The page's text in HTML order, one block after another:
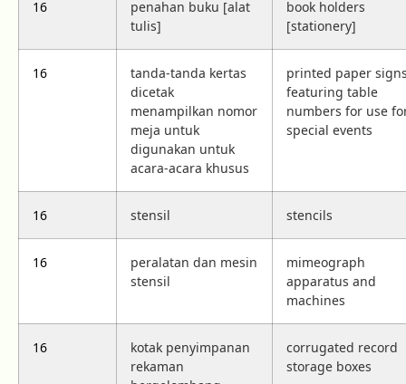
16
penahan buku [alat
tulis]
book holders
[stationery]
16
tanda-tanda kertas
dicetak
menampilkan nomor
meja untuk
digunakan untuk
acara-acara khusus
printed paper
featuring table
numbers for use
special events
16 stensil stencils
16
peralatan dan mesin
stensil
mimeograph
apparatus and
machines
16
kotak penyimpanan
rekaman
corrugated record
storage boxes